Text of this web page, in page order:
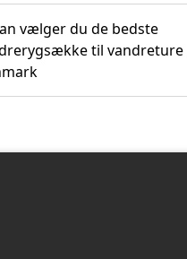
vælger du de bedste
til vandreture